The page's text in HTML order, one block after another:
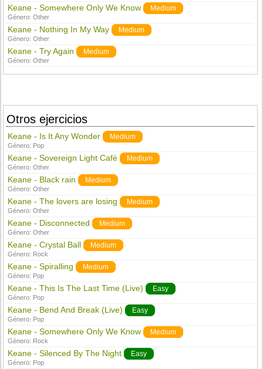
Keane - Somewhere Only We Know Medium
Género:Other
Keane - Nothing In My Way Medium
Género:Other
Keane - Try Again Medium
Género:Other
Otros ejercicios
Keane - Is It Any Wonder Medium
Género: Pop
Keane - Sovereign Light Café Medium
Género:Other
Keane - Black rain Medium
Género:Other
Keane - The lovers are losing Medium
Género:Other
Keane - Disconnected Medium
Género:Other
Keane - Crystal Ball Medium
Género: Rock
Keane - Spiralling Medium
Género: Pop
Keane - This Is The Last Time (Live) Easy
Género: Pop
Keane - Bend And Break (Live) Easy
Género: Pop
Keane - Somewhere Only We Know Medium
Género: Rock
Keane - Silenced By The Night Easy
Género: Pop